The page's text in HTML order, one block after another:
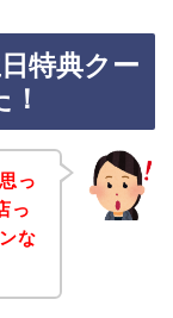
特典クー
っ
っ
な